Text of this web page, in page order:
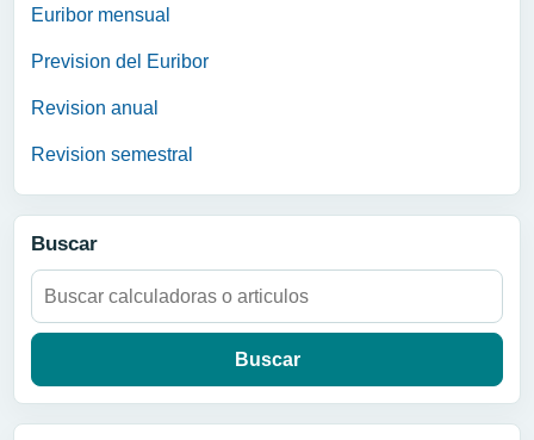
Euribor mensual
Prevision del Euribor
Revision anual
Revision semestral
Buscar
Buscar: